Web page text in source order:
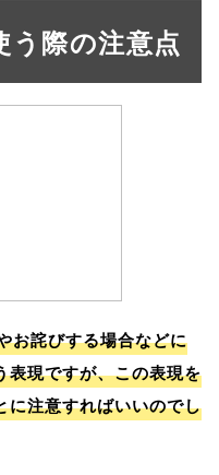
う際の注意点
お詫びする場合などに
表現ですが、この表現を
に注意すればいいのでし